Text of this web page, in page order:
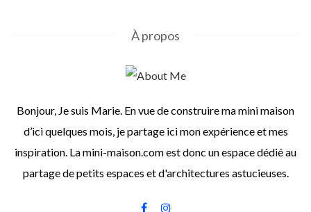
À propos
Bonjour, Je suis Marie. En vue de construire ma mini maison
d’ici quelques mois, je partage ici mon expérience et mes
inspiration. La mini-maison.com est donc un espace dédié au
partage de petits espaces et d'architectures astucieuses.